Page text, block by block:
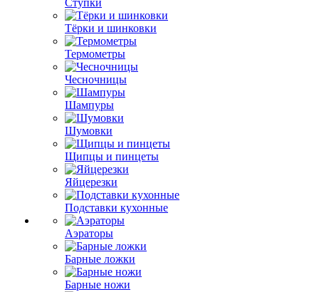
Ступки
Тёрки и шинковки
Термометры
Чесночницы
Шампуры
Шумовки
Щипцы и пинцеты
Яйцерезки
Подставки кухонные
Аэраторы
Барные ложки
Барные ножи